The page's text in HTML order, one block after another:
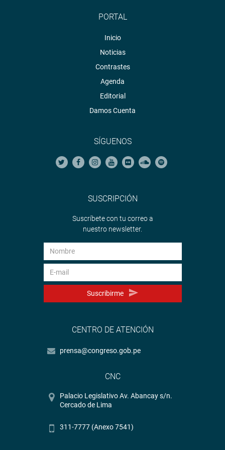
OFICINA DE COMUNICACIONES E IMAGEN
PORTAL
Inicio
Noticias
Contrastes
Agenda
Editorial
Damos Cuenta
SÍGUENOS
SUSCRIPCIÓN
Suscríbete con tu correo a
nuestro newsletter.
Suscribirme
CENTRO DE ATENCIÓN
prensa@congreso.gob.pe
CNC
Palacio Legislativo Av. Abancay s/n.
Cercado de Lima
311-7777 (Anexo 7541)